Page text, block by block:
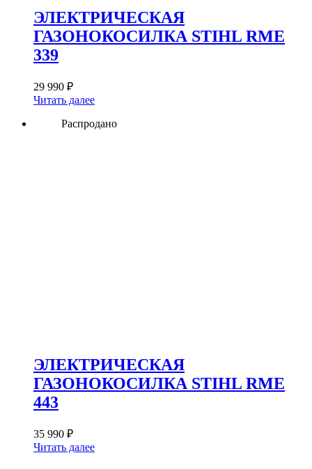
ЭЛЕКТРИЧЕСКАЯ
ГАЗОНОКОСИЛКА STIHL RME
339
29 990 ₽
Читать далее
Распродано
ЭЛЕКТРИЧЕСКАЯ
ГАЗОНОКОСИЛКА STIHL RME
443
35 990 ₽
Читать далее